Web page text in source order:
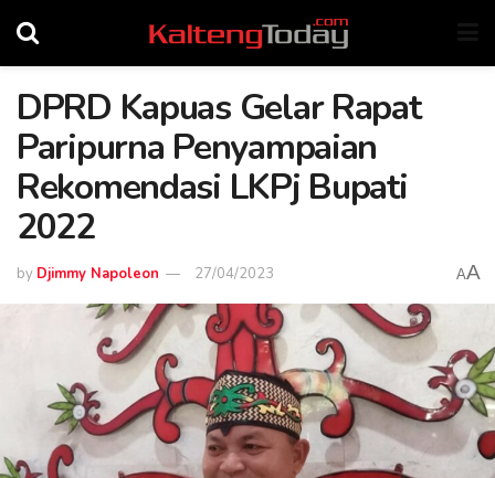
DPRD Kapuas Gelar Rapat
Paripurna Penyampaian
Rekomendasi LKPj Bupati
2022
by Djimmy Napoleon 27/04/2023 AA